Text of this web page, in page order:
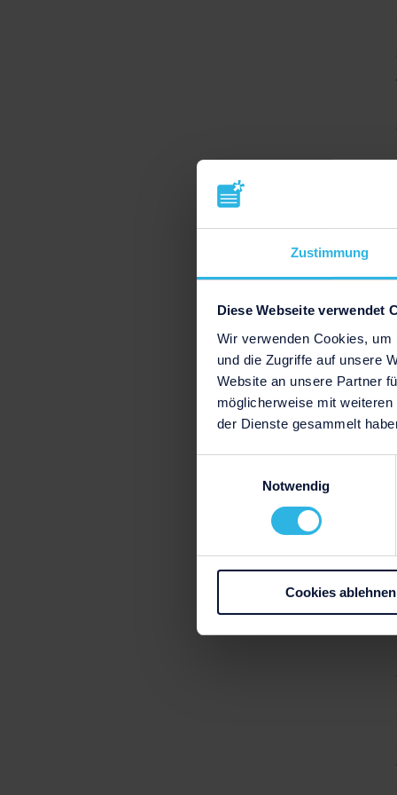
Zustimmung
Diese Webseite verwendet
Wir verwenden Cookies,
und die Zugriffe auf unsere
Website an unsere Partner
möglicherweise mit
der Dienste gesammelt
Notwendig
Cookies ablehnen